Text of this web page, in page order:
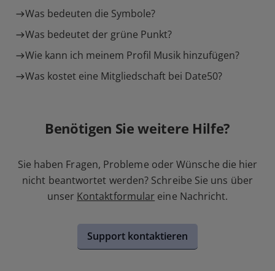
Was bedeuten die Symbole?
Was bedeutet der grüne Punkt?
Wie kann ich meinem Profil Musik hinzufügen?
Was kostet eine Mitgliedschaft bei Date50?
Benötigen Sie weitere Hilfe?
Sie haben Fragen, Probleme oder Wünsche die hier
nicht beantwortet werden? Schreibe Sie uns über
unser Kontaktformular eine Nachricht.
Support kontaktieren